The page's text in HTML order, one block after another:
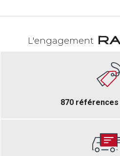
L'engagement
870 références